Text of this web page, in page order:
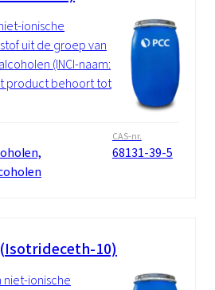
ionische
uit de groep van
(INCI-naam:
product behoort tot
CAS-nr.
68131-39-5
10)
niet-ionische